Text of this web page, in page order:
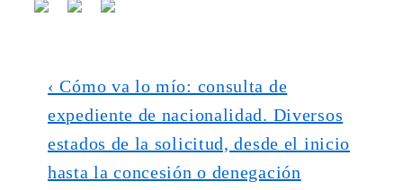
Navegación
de
entradas
La
entrada
anterior
es
‹ Cómo va lo mío: consulta de
expediente de nacionalidad. Diversos
estados de la solicitud, desde el inicio
hasta la concesión o denegación